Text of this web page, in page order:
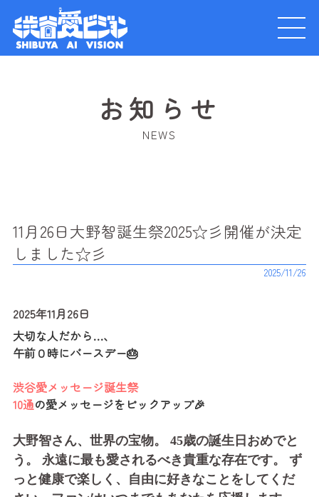
お知らせ
NEWS
11月26日大野智誕生祭2025☆彡開催が決定
しました☆彡
2025/11/26
2025年11月26日
大切な人だから…、
午前０時にバースデー🎂
渋谷愛メッセージ誕生祭
10通の愛メッセージをピックアップ🎉
大野智さん、世界の宝物。 45歳の誕生日おめでと
う。 永遠に最も愛されるべき貴重な存在です。 ず
っと健康で楽しく、自由に好きなことをしてくだ